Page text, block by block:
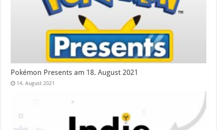
Pokémon Presents am 18. August 2021
14. August 2021